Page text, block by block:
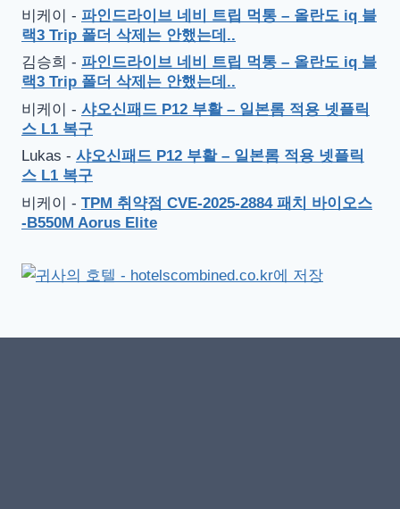
비케이 - 파인드라이브 네비 트립 먹통 – 올란도 iq 블
랙3 Trip 폴더 삭제는 안했는데..
김승희 - 파인드라이브 네비 트립 먹통 – 올란도 iq 블
랙3 Trip 폴더 삭제는 안했는데..
비케이 - 샤오신패드 P12 부활 – 일본롬 적용 넷플릭
스 L1 복구
Lukas - 샤오신패드 P12 부활 – 일본롬 적용 넷플릭
스 L1 복구
비케이 - TPM 취약점 CVE-2025-2884 패치 바이오스
-B550M Aorus Elite